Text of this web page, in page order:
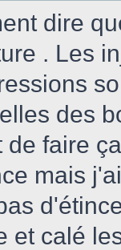
dire
. Les
des
de faire
mais
et calé